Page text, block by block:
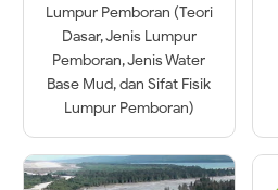
Lumpur Pemboran (Teori
Dasar, Jenis Lumpur
Pemboran, Jenis Water
Base Mud, dan Sifat Fisik
Lumpur Pemboran)